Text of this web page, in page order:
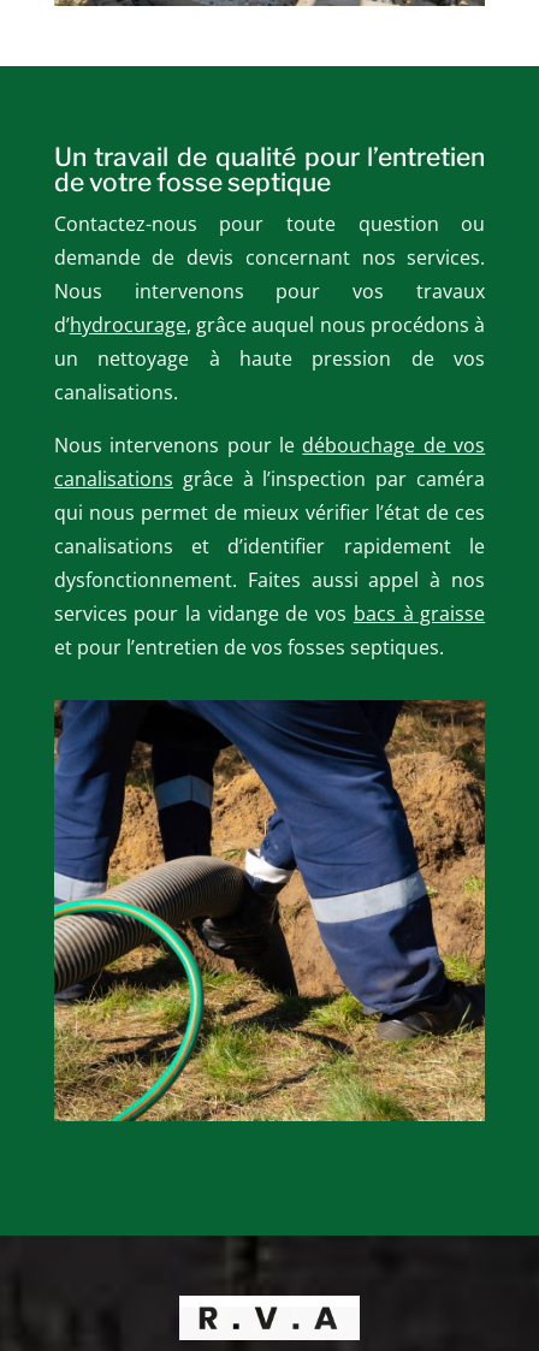
Un travail de qualité pour l’entretien
de votre fosse septique
Contactez-nous pour toute question ou
demande de devis concernant nos services.
Nous intervenons pour vos travaux
d’hydrocurage, grâce auquel nous procédons à
un nettoyage à haute pression de vos
canalisations.
Nous intervenons pour le débouchage de vos
canalisations grâce à l’inspection par caméra
qui nous permet de mieux vérifier l’état de ces
canalisations et d’identifier rapidement le
dysfonctionnement. Faites aussi appel à nos
services pour la vidange de vos bacs à graisse
et pour l’entretien de vos fosses septiques.